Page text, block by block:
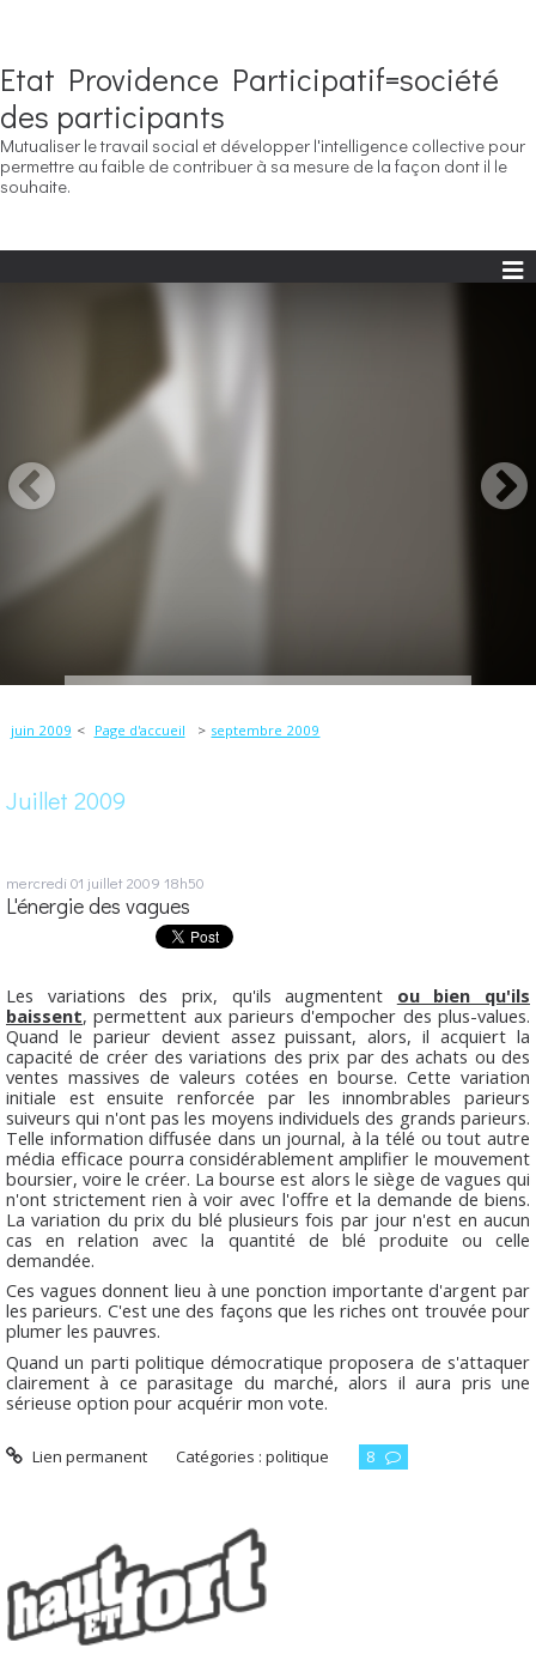
Etat Providence Participatif=société
des participants
Mutualiser le travail social et développer l'intelligence collective pour
permettre au faible de contribuer à sa mesure de la façon dont il le
souhaite.
juin 2009 Page d'accueil septembre 2009
Juillet 2009
mercredi 01 juillet 2009 18h50
L'énergie des vagues
Les variations des prix, qu'ils augmentent ou bien qu'ils
baissent, permettent aux parieurs d'empocher des plus-values.
Quand le parieur devient assez puissant, alors, il acquiert la
capacité de créer des variations des prix par des achats ou des
ventes massives de valeurs cotées en bourse. Cette variation
initiale est ensuite renforcée par les innombrables parieurs
suiveurs qui n'ont pas les moyens individuels des grands parieurs.
Telle information diffusée dans un journal, à la télé ou tout autre
média efficace pourra considérablement amplifier le mouvement
boursier, voire le créer. La bourse est alors le siège de vagues qui
n'ont strictement rien à voir avec l'offre et la demande de biens.
La variation du prix du blé plusieurs fois par jour n'est en aucun
cas en relation avec la quantité de blé produite ou celle
demandée.
Ces vagues donnent lieu à une ponction importante d'argent par
les parieurs. C'est une des façons que les riches ont trouvée pour
plumer les pauvres.
Quand un parti politique démocratique proposera de s'attaquer
clairement à ce parasitage du marché, alors il aura pris une
sérieuse option pour acquérir mon vote.
Lien permanent Catégories :politique 8